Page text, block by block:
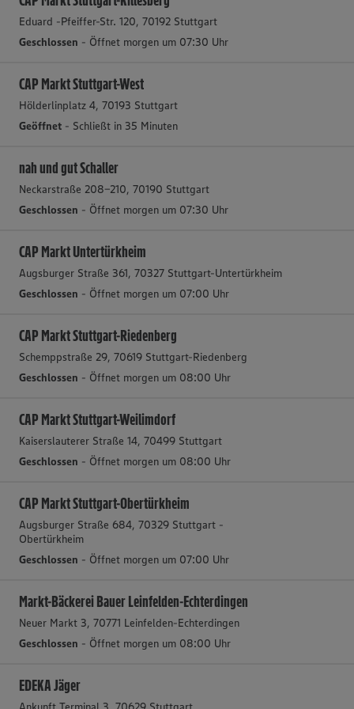
Eduard -Pfeiffer-Str. 120, 70192 Stuttgart
Geschlossen - Öffnet morgen um 07:30 Uhr
CAP Markt Stuttgart-West
Hölderlinplatz 4, 70193 Stuttgart
Geöffnet - Schließt in 35 Minuten
nah und gut Schaller
Neckarstraße 208-210, 70190 Stuttgart
Geschlossen - Öffnet morgen um 07:30 Uhr
CAP Markt Untertürkheim
Augsburger Straße 361, 70327 Stuttgart-Untertürkheim
Geschlossen - Öffnet morgen um 07:00 Uhr
CAP Markt Stuttgart-Riedenberg
Schemppstraße 29, 70619 Stuttgart-Riedenberg
Geschlossen - Öffnet morgen um 08:00 Uhr
CAP Markt Stuttgart-Weilimdorf
Kaiserslauterer Straße 14, 70499 Stuttgart
Geschlossen - Öffnet morgen um 08:00 Uhr
CAP Markt Stuttgart-Obertürkheim
Augsburger Straße 684, 70329 Stuttgart -
Obertürkheim
Geschlossen - Öffnet morgen um 07:00 Uhr
Markt-Bäckerei Bauer Leinfelden-Echterdingen
Neuer Markt 3, 70771 Leinfelden-Echterdingen
Geschlossen - Öffnet morgen um 08:00 Uhr
EDEKA Jäger